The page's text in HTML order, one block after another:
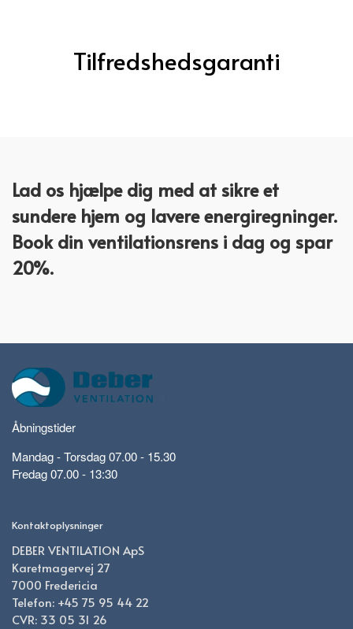
Tilfredshedsgaranti
Lad os hjælpe dig med at sikre et
sundere hjem og lavere energiregninger.
Book din ventilationsrens i dag og spar
20%.
Åbningstider
Mandag - Torsdag 07.00 - 15.30
Fredag 07.00 - 13:30
Kontaktoplysninger
DEBER VENTILATION ApS
Karetmagervej 27
7000 Fredericia
Telefon: +45 75 95 44 22
CVR: 33 05 31 26